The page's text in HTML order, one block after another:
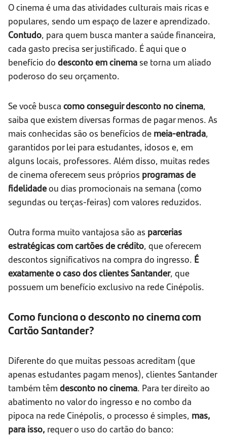
O cinema é uma das atividades culturais mais ricas e
populares, sendo um espaço de lazer e aprendizado.
Contudo, para quem busca manter a saúde financeira,
cada gasto precisa ser justificado. É aqui que o
benefício do desconto em cinema se torna um aliado
poderoso do seu orçamento.
Se você busca como conseguir desconto no cinema,
saiba que existem diversas formas de pagar menos. As
mais conhecidas são os benefícios de meia-entrada,
garantidos por lei para estudantes, idosos e, em
alguns locais, professores. Além disso, muitas redes
de cinema oferecem seus próprios programas de
fidelidadeou dias promocionais na semana (como
segundas ou terças-feiras) com valores reduzidos.
Outra forma muito vantajosa são as parcerias
estratégicas com cartões de crédito, que oferecem
descontos significativos na compra do ingresso. É
exatamente o caso dos clientes Santander, que
possuem um benefício exclusivo na rede Cinépolis.
Como funciona o desconto no cinema com
Cartão Santander?
Diferente do que muitas pessoas acreditam (que
apenas estudantes pagam menos), clientes Santander
também têm desconto no cinema. Para ter direito ao
abatimento no valor do ingresso e no combo da
pipoca na rede Cinépolis, o processo é simples, mas,
para isso, requer o uso do cartão do banco: